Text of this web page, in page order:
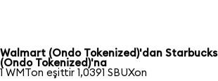
Walmart (Ondo Tokenized)'dan Starbucks
(Ondo Tokenized)'na
1 WMTon eşittir 1,0391 SBUXon